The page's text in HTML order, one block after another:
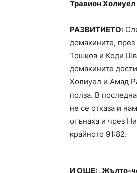
Травион Холиуел
РАЗВИТИЕТО:
домакините,
Тошков и Коди
домакините
Холиуел и Амад
полза. В
не се отказа и
огънаха и чрез
крайното 91:82.
И ОЩЕ: „Жълто-